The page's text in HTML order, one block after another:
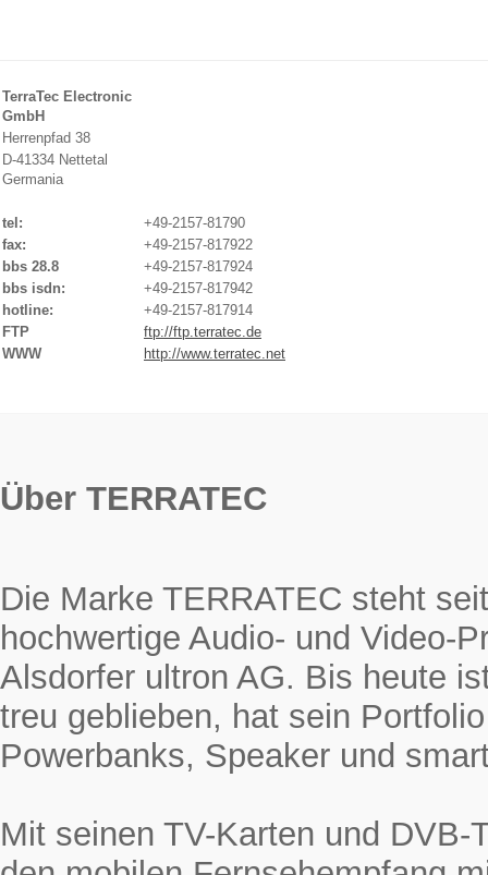
TerraTec Electronic
GmbH
Herrenpfad 38
D-41334 Nettetal
Germania
tel:
+49-2157-81790
fax:
+49-2157-817922
bbs 28.8
+49-2157-817924
bbs isdn:
+49-2157-817942
hotline:
+49-2157-817914
FTP
ftp://ftp.terratec.de
WWW
http://www.terratec.net
Über TERRATEC
Die Marke TERRATEC steht
hochwertige Audio- und Video-
Alsdorfer ultron AG. Bis heute
treu geblieben, hat sein
Powerbanks, Speaker und
Mit seinen TV-Karten und